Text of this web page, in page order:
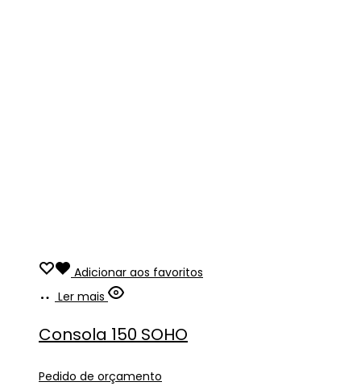
Adicionar aos favoritos
Ler mais
Consola 150 SOHO
Pedido de orçamento